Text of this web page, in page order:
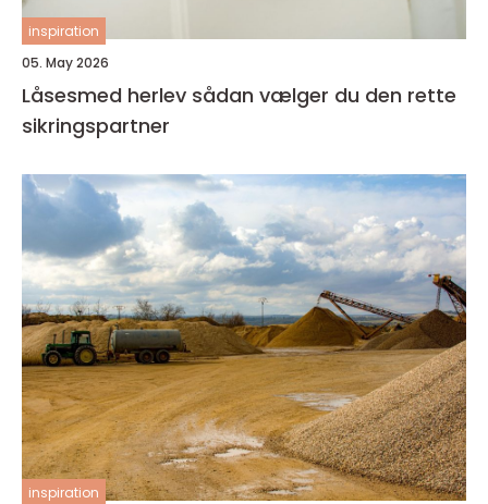
inspiration
05. May 2026
Låsesmed herlev sådan vælger du den rette
sikringspartner
inspiration